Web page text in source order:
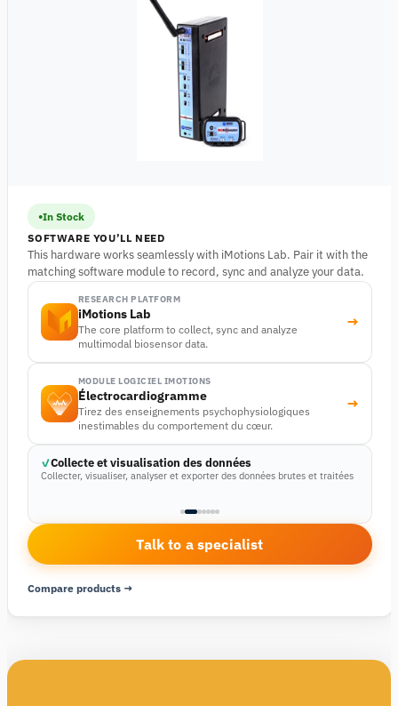
In Stock
SOFTWARE YOU’LL NEED
This hardware works seamlessly with iMotions Lab. Pair it with the
matching software module to record, sync and analyze your data.
RESEARCH PLATFORM
iMotions Lab
The core platform to collect, sync and analyze
multimodal biosensor data.
→
MODULE LOGICIEL IMOTIONS
Électrocardiogramme
Tirez des enseignements psychophysiologiques
inestimables du comportement du cœur.
→
Collecte et visualisation des données
Collecter, visualiser, analyser et exporter des données brutes et traitées
Talk to a specialist
Compare products →